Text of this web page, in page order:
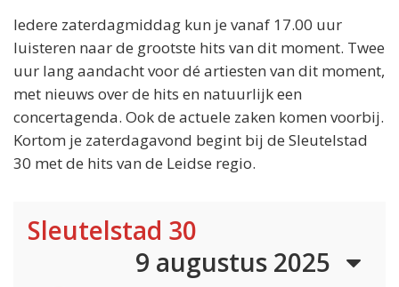
Iedere zaterdagmiddag kun je vanaf 17.00 uur
luisteren naar de grootste hits van dit moment. Twee
uur lang aandacht voor dé artiesten van dit moment,
met nieuws over de hits en natuurlijk een
concertagenda. Ook de actuele zaken komen voorbij.
Kortom je zaterdagavond begint bij de Sleutelstad
30 met de hits van de Leidse regio.
Sleutelstad 30
9 augustus 2025